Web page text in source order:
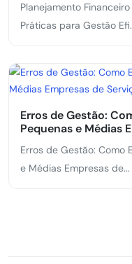
Planejamento
Práticas para Gestão
Erros de Gestão:
Pequenas e Médias
Erros de Gestão: Como
e Médias Empresas de...